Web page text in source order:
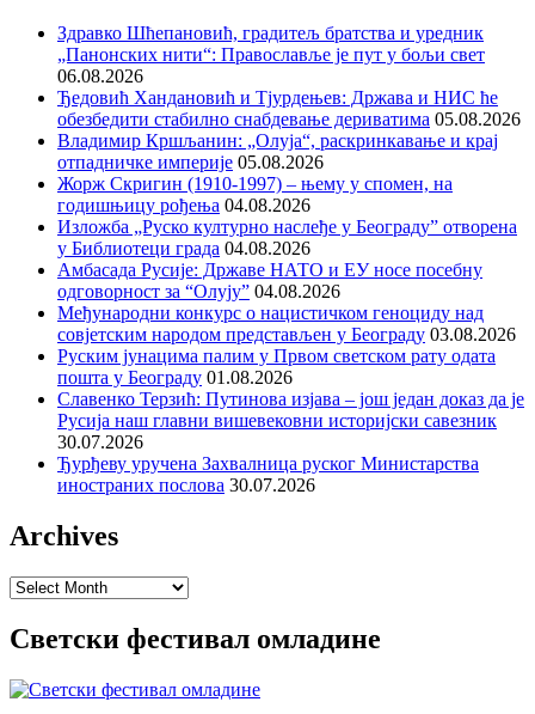
Здравко Шћепановић, градитељ братства и уредник
„Панонских нити“: Православље је пут у бољи свет
06.08.2026
Ђедовић Хандановић и Тјурдењев: Држава и НИС ће
обезбедити стабилно снабдевање дериватима 05.08.2026
Владимир Кршљанин: „Олуја“, раскринкавање и крај
отпадничке империје 05.08.2026
Жорж Скригин (1910-1997) – њему у спомен, на
годишњицу рођења 04.08.2026
Изложба „Руско културно наслеђе у Београду” отворена
у Библиотеци града 04.08.2026
Амбасада Русије: Државе НАТО и ЕУ носе посебну
одговорност за “Олују” 04.08.2026
Међународни конкурс о нацистичком геноциду над
совјетским народом представљен у Београду 03.08.2026
Руским јунацима палим у Првом светском рату одата
пошта у Београду 01.08.2026
Славенко Терзић: Путинова изјава – још један доказ да је
Русија наш главни вишевековни историјски савезник
30.07.2026
Ђурђеву уручена Захвалница руског Министарства
иностраних послова 30.07.2026
Archives
Archives
Светски фестивал омладине